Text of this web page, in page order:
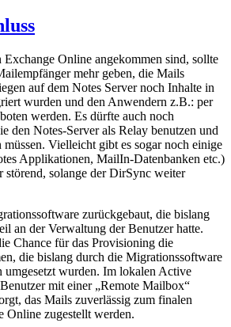
Online angekommen sind, sollte
mehr geben, die Mails
auf dem Notes Server noch Inhalte in
wurden und den Anwendern z.B.: per
werden. Es dürfte auch noch
den Notes-Server als Relay benutzen und
Vielleicht gibt es sogar noch einige
Applikationen, MailIn-Datenbanken etc.)
störend, solange der DirSync weiter
zurückgebaut, die bislang
an der Verwaltung der Benutzer hatte.
Chance für das Provisioning die
die bislang durch die Migrationssoftware
umgesetzt wurden. Im lokalen Active
mit einer „Remote Mailbox“
das Mails zuverlässig zum finalen
Online zugestellt werden.